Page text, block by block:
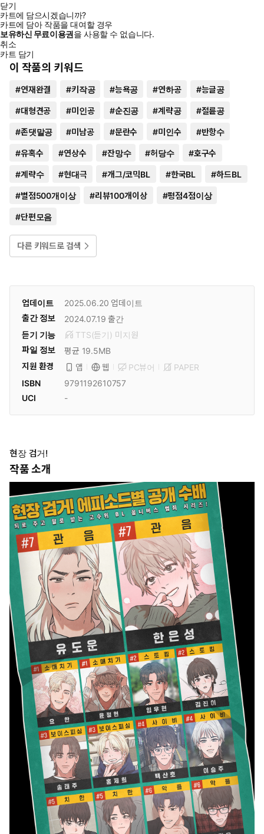
닫기
카트에 담으시겠습니까?
카트에 담아 작품을 대여할 경우
보유하신 무료이용권을 사용할 수 없습니다.
취소
카트 담기
이 작품의 키워드
#연재완결 #키작공 #능욕공 #연하공 #능글공
#대형견공 #미인공 #순진공 #계략공 #절륜공
#존댓말공 #미남공 #문란수 #미인수 #반항수
#유혹수 #연상수 #잔망수 #허당수 #호구수
#계략수 #현대극 #개그/코믹BL #한국BL #하드BL
#별점500개이상 #리뷰100개이상 #평점4점이상
#단편모음
다른 키워드로 검색
업데이트 2025.06.20 업데이트
출간 정보
2024.07.19 출간
듣기 기능
TTS(듣기) 미 지원
파일 정보
평균 19.5MB
지원 환경
앱 웹 PC뷰어
PAPER
ISBN
9791192610757
UCI
-
현장 검거!
작품 소개